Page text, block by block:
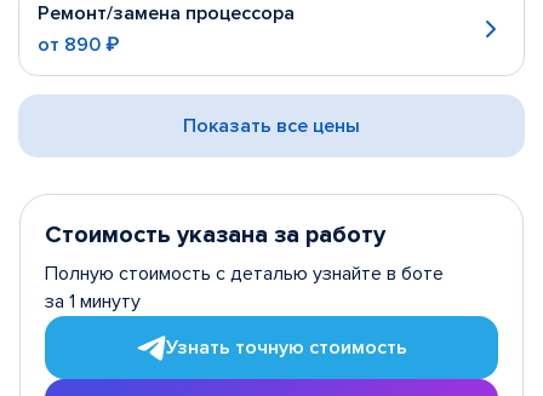
Ремонт/замена процессора
от 890 ₽
Показать все цены
Стоимость указана за работу
Полную стоимость с деталью узнайте в боте
за 1 минуту
Узнать точную стоимость